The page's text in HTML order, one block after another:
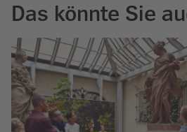
Das könnte Sie